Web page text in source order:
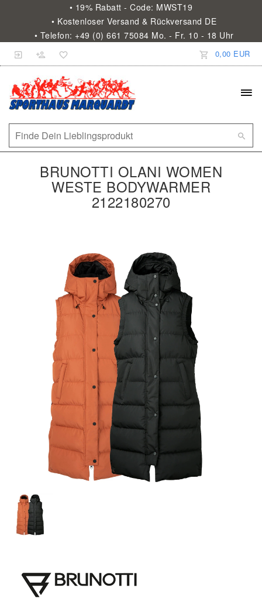
• 19% Rabatt - Code: MWST19
• Kostenloser Versand & Rückversand DE
• Telefon: +49 (0) 661 75084 Mo. - Fr. 10 - 18 Uhr
0,00 EUR
BRUNOTTI OLANI WOMEN
WESTE BODYWARMER
2122180270